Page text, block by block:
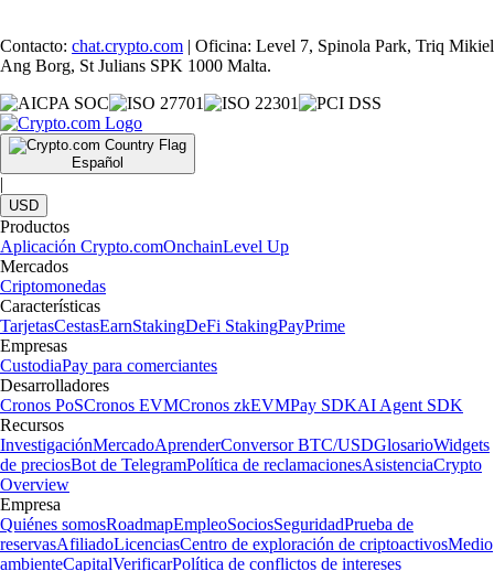
Contacto: chat.crypto.com | Oficina: Level 7, Spinola Park, Triq Mikiel
Ang Borg, St Julians SPK 1000 Malta.
Español
|
USD
Productos
Aplicación Crypto.comOnchainLevel Up
Mercados
Criptomonedas
Características
TarjetasCestasEarnStakingDeFi StakingPayPrime
Empresas
CustodiaPay para comerciantes
Desarrolladores
Cronos PoSCronos EVMCronos zkEVMPay SDKAI Agent SDK
Recursos
InvestigaciónMercadoAprenderConversor BTC/USDGlosarioWidgets
de preciosBot de TelegramPolítica de reclamacionesAsistenciaCrypto
Overview
Empresa
Quiénes somosRoadmapEmpleoSociosSeguridadPrueba de
reservasAfiliadoLicenciasCentro de exploración de criptoactivosMedio
ambienteCapitalVerificarPolítica de conflictos de intereses